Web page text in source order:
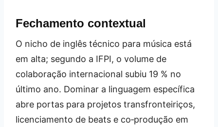
Fechamento contextual
O nicho de inglês técnico para música está
em alta; segundo a IFPI, o volume de
colaboração internacional subiu 19 % no
último ano. Dominar a linguagem específica
abre portas para projetos transfronteiriços,
licenciamento de beats e co‑produção em